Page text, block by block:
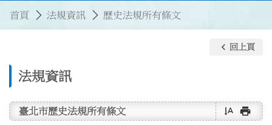
首頁 法規資訊 歷史法規所有條文
法規資訊
keyboard_arrow_left 回上頁
臺北市歷史法規所有條文 text_rotate_vertical print